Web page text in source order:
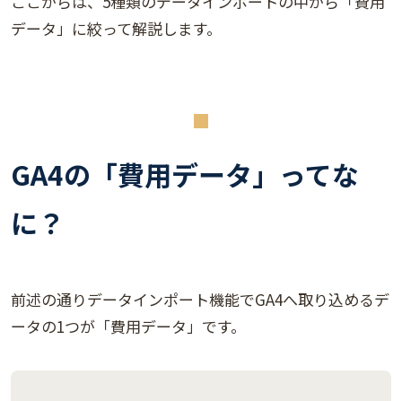
データ」に絞って解説します。
GA4の「費用データ」ってな
に？
前述の通りデータインポート機能でGA4へ取り込めるデ
ータの1つが「費用データ」です。